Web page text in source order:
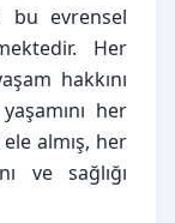
bu evrensel
Her
hakkını
her
almış, her
ve sağlığı